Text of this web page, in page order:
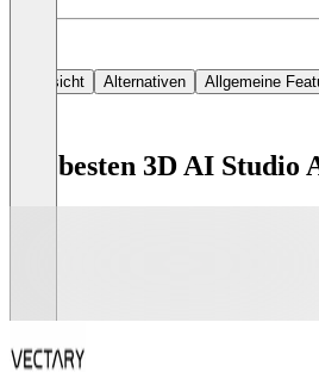
Übersicht Alternativen Allgemeine
Die besten 3D AI